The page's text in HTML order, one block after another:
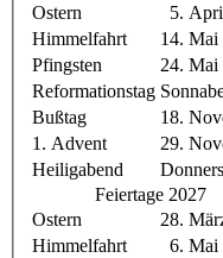
Ostern
5.
Himmelfahrt
14. Mai
Pfingsten
24. Mai
Reformationstag
Bußtag
18.
1. Advent
29.
Heiligabend
Feiertage 2027
Ostern
28.
Himmelfahrt
6. Mai